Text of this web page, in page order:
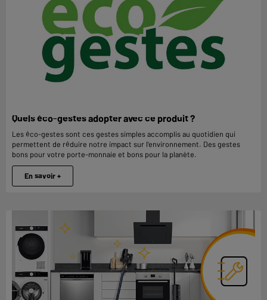
Quels éco-gestes adopter avec ce produit ?
Les éco-gestes sont ces gestes simples accomplis au quotidien qui
permettent de réduire notre impact sur l'environnement. Des gestes
bons pour votre porte-monnaie et bons pour la planète.
En savoir +